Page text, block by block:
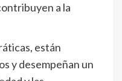
a la
están
y desempeñan un